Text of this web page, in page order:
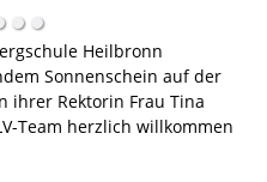
Heilbronn
Sonnenschein auf der
ihrer Rektorin Frau Tina
Team herzlich willkommen